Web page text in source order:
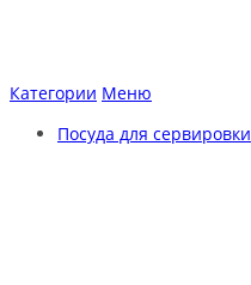
Категории Меню
Посуда для сервировки